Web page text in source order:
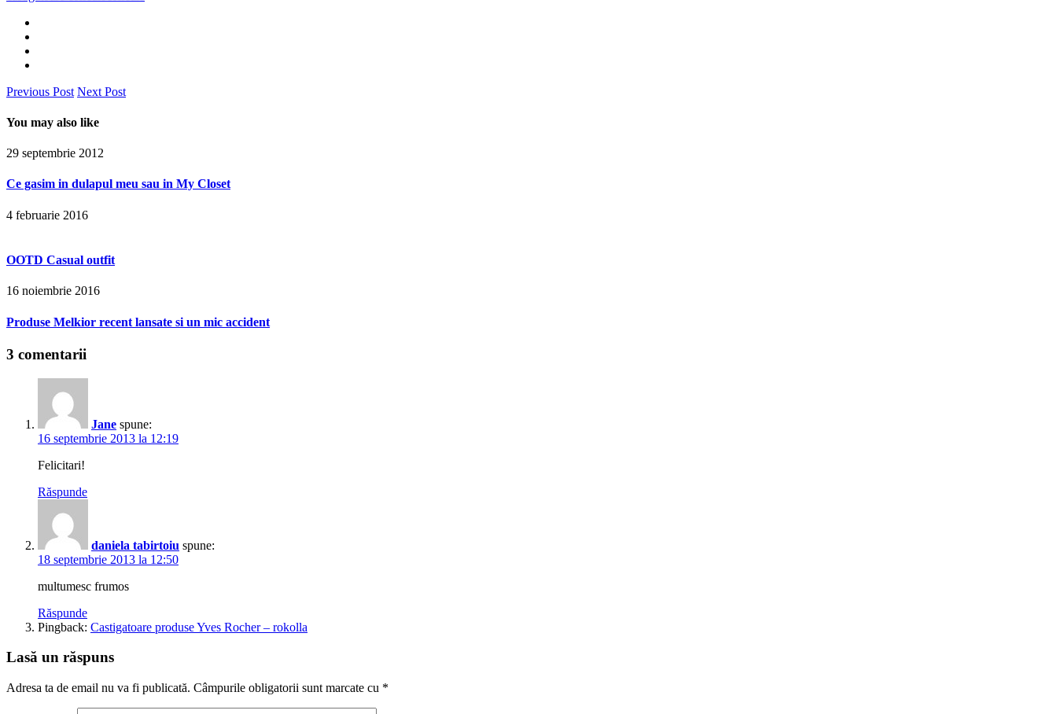
Previous Post Next Post
You may also like
29 septembrie 2012
Ce gasim in dulapul meu sau in My Closet
4 februarie 2016
OOTD Casual outfit
16 noiembrie 2016
Produse Melkior recent lansate si un mic accident
3 comentarii
Jane spune:
16 septembrie 2013 la 12:19
Felicitari!
Răspunde
daniela tabirtoiu spune:
18 septembrie 2013 la 12:50
multumesc frumos
Răspunde
Pingback: Castigatoare produse Yves Rocher – rokolla
Lasă un răspuns
Adresa ta de email nu va fi publicată. Câmpurile obligatorii sunt marcate cu *